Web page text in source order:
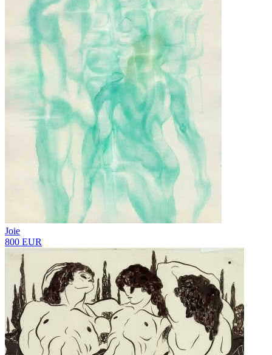
Joie
800 EUR